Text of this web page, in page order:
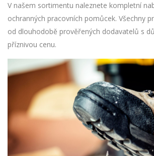
V našem sortimentu naleznete kompletní
ochranných pracovních pomůcek. Všechny
od dlouhodobě prověřených dodavatelů s
příznivou cenu.